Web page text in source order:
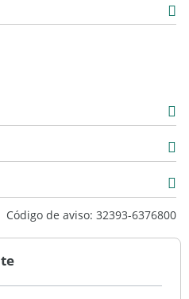
Código de aviso: 32393-6376800